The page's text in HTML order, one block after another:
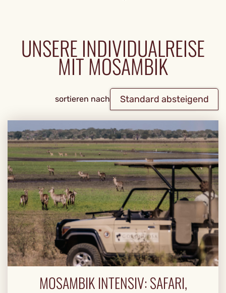
UNSERE INDIVIDUALREISE
MIT MOSAMBIK
sortieren nach Standard absteigend
MOSAMBIK INTENSIV: SAFARI,